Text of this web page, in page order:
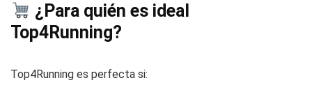
¿Para quién es ideal
Top4Running?
Top4Running es perfecta si: